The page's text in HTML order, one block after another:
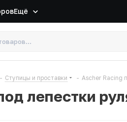
Ещё
- Ступицы и проставки - Ascher Racing
лепестки